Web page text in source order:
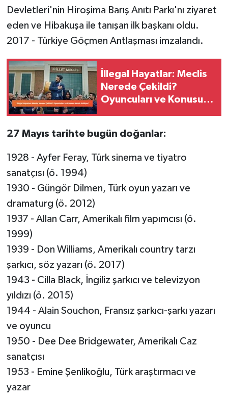
Devletleri'nin Hiroşima Barış Anıtı Parkı'nı ziyaret
eden ve Hibakuşa ile tanışan ilk başkanı oldu.
2017 - Türkiye Göçmen Antlaşması imzalandı.
İllegal Hayatlar: Meclis
Nerede Çekildi?
Oyuncuları ve Konusu
27 Mayıs tarihte bugün doğanlar:
1928 - Ayfer Feray, Türk sinema ve tiyatro
sanatçısı (ö. 1994)
1930 - Güngör Dilmen, Türk oyun yazarı ve
dramaturg (ö. 2012)
1937 - Allan Carr, Amerikalı film yapımcısı (ö.
1999)
1939 - Don Williams, Amerikalı country tarzı
şarkıcı, söz yazarı (ö. 2017)
1943 - Cilla Black, İngiliz şarkıcı ve televizyon
yıldızı (ö. 2015)
1944 - Alain Souchon, Fransız şarkıcı-şarkı yazarı
ve oyuncu
1950 - Dee Dee Bridgewater, Amerikalı Caz
sanatçısı
1953 - Emine Şenlikoğlu, Türk araştırmacı ve
yazar